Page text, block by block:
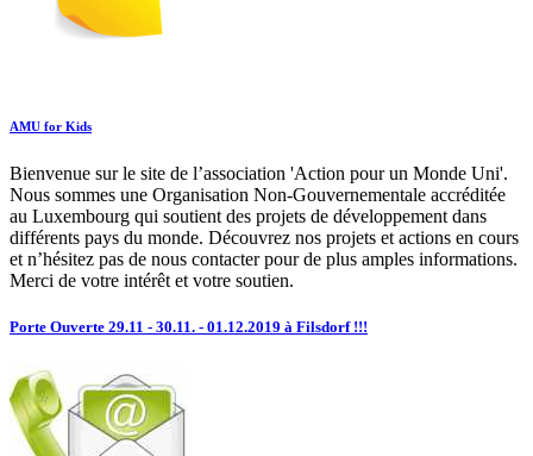
AMU for Kids
Bienvenue sur le site de l’association 'Action pour un Monde Uni'.
Nous sommes une Organisation Non-Gouvernementale accréditée
au Luxembourg qui soutient des projets de développement dans
différents pays du monde. Découvrez nos projets et actions en cours
et n’hésitez pas de nous contacter pour de plus amples informations.
Merci de votre intérêt et votre soutien.
Porte Ouverte 29.11 - 30.11. - 01.12.2019 à Filsdorf !!!